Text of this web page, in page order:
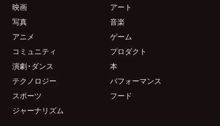
映画
アート
写真
音楽
アニメ
ゲーム
コミュニティ
プロダクト
演劇・ダンス
本
テクノロジー
パフォーマンス
スポーツ
フード
ジャーナリズム